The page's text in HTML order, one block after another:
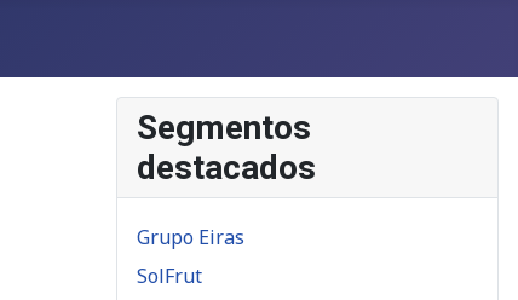
Segmentos
destacados
Grupo Eiras
SolFrut